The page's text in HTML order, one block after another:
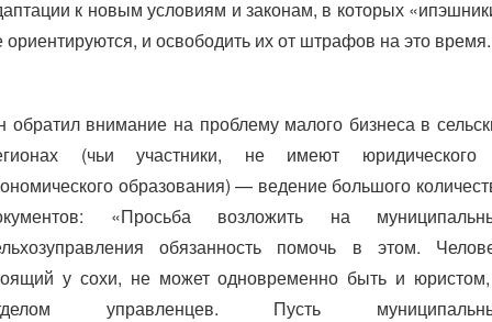
к новым условиям и законам, в которых
ориентируются, и освободить их от штрафов на это время.
обратил внимание на проблему малого бизнеса в
(чьи участники, не имеют
образования) — ведение большого
«Просьба возложить на
обязанность помочь в этом.
у сохи, не может одновременно быть и
управленцев. Пусть